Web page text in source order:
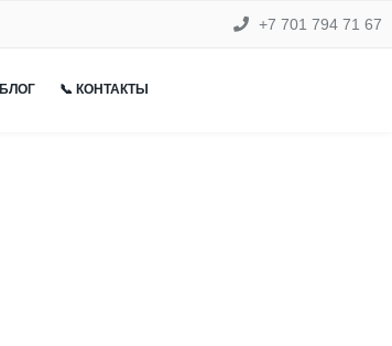
+7 701 794 71 67
БЛОГ 📞 КОНТАКТЫ